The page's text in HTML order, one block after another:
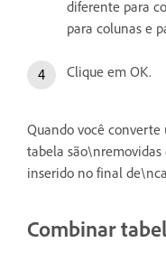
diferente para
para colunas e
Clique em OK.
Quando você
tabela são\nremovidas
inserido no final
Combinar